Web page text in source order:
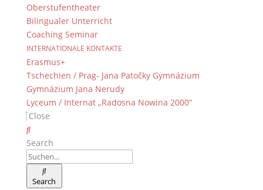
Oberstufentheater
Bilingualer Unterricht
Coaching Seminar
INTERNATIONALE KONTAKTE
Erasmus+
Tschechien / Prag- Jana Patočky Gymnázium
Gymnázium Jana Nerudy
Lyceum / Internat „Radosna Nowina 2000”
Close
Search
Search